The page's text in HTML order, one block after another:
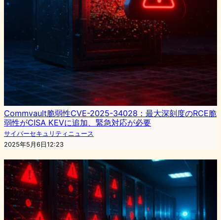
Commvault脆弱性CVE-2025-34028：最大深刻度のRCE脆
弱性がCISA KEVに追加、緊急対応が必要
サイバーセキュリティニュース
2025年5月6日12:23